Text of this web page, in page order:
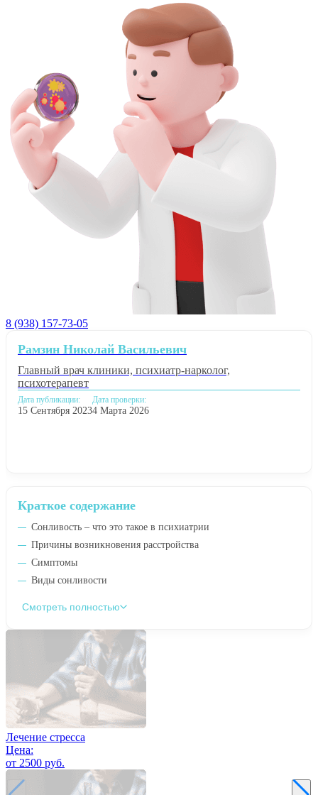
8 (938) 157-73-05
Краткое содержание
Сонливость – что это такое в психиатрии
Причины возникновения расстройства
Симптомы
Виды сонливости
Смотреть полностью
Рамзин Николай Васильевич
Главный врач клиники, психиатр-нарколог,
психотерапевт
Дата публикации:
15 Сентября 2023
Дата проверки:
4 Марта 2026
Лечение стресса
Цена:
от 2500 руб.